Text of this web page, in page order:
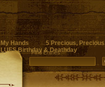
Hands 5 Precious, Precious
Birthday & Deathday
Find Entries